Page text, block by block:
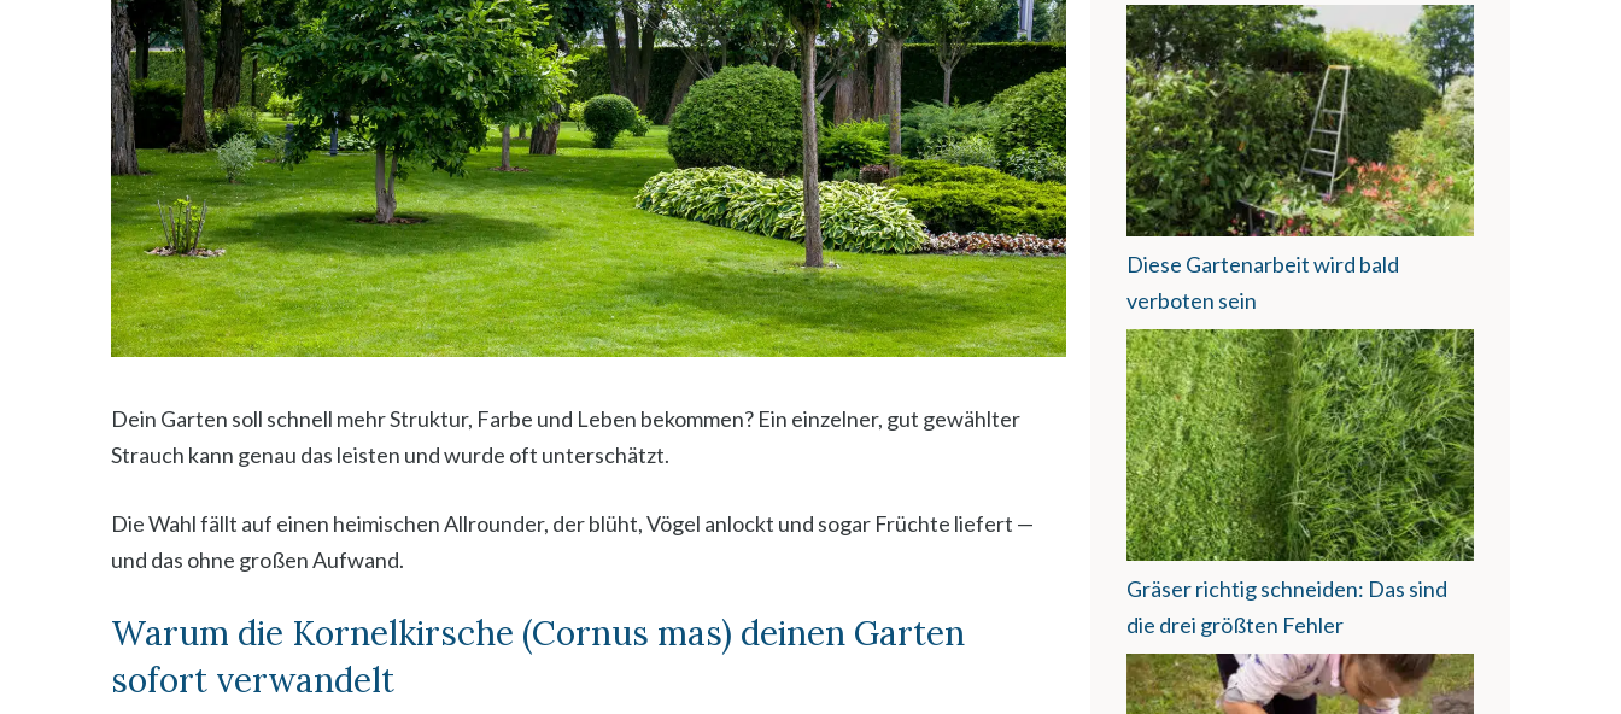
Dein Garten soll schnell mehr Struktur, Farbe und Leben bekommen? Ein einzelner, gut gewählter
Strauch kann genau das leisten und wurde oft unterschätzt.
Die Wahl fällt auf einen heimischen Allrounder, der blüht, Vögel anlockt und sogar Früchte liefert —
und das ohne großen Aufwand.
Warum die Kornelkirsche (Cornus mas) deinen Garten
sofort verwandelt
Diese Gartenarbeit wird bald
verboten sein
Gräser richtig schneiden: Das sind
die drei größten Fehler